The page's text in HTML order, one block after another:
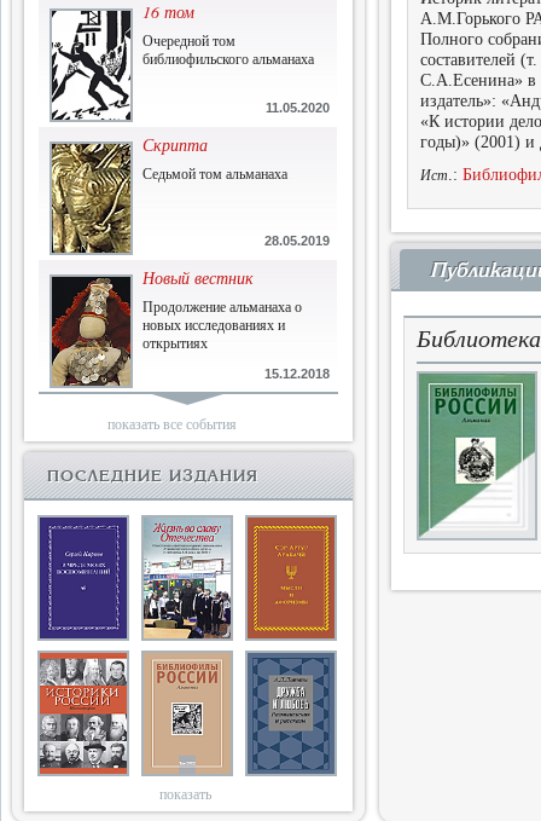
16 том
Очередной том
библиофильского альманаха
11.05.2020
Скрипта
Седьмой том альманаха
28.05.2019
Новый вестник
Продолжение альманаха о
новых исследованиях и
открытиях
15.12.2018
Библиофилам
Четырнадцатый и не последний
Двенадцатый
Новый том Вестника истории,
литературы, искусства
25.09.2017
Книги блокады
Последняя книга Т.В.Сталевой
15.06.2017
Энциклопедия историков
показать все события
ПОСЛЕДНИЕ ИЗДАНИЯ
показать
А.М.Горького
Полного
составителей
С.А.Есенина» в
издатель»:
«К истории
годы)» (2001) и
Ист.: